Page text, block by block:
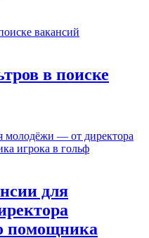
в поиске
для
помощника